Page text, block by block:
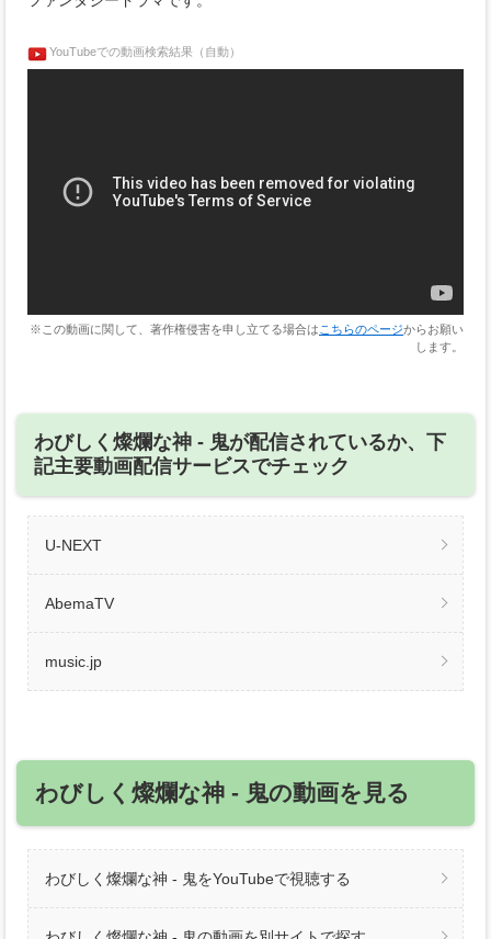
YouTubeでの動画検索結果（自動）
※この動画に関して、著作権侵害を申し立てる場合は こちらのページからお願い
します。
わびしく燦爛な神 ‐ 鬼が配信されているか、下
記主要動画配信サービスでチェック
U-NEXT
AbemaTV
music.jp
わびしく燦爛な神 ‐ 鬼の動画を見る
わびしく燦爛な神 ‐ 鬼をYouTubeで視聴する